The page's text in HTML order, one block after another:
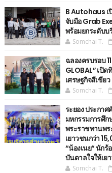
B Autohaus
จับมือ Grab
พร้อมยกระดับ
Somchai T.
ฉลองครบรอบ
GLOBAL” เปิ
เศรษฐกิจสีเขีย
Somchai T.
ระยอง ประกาศ
มหกรรมการศึ
พระราชทานพร
เยาวชนกว่า
“น้องเนย“ นัก
บันดาลใจให้เย
Somchai T.